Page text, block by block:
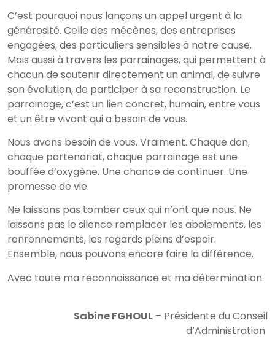
C’est pourquoi nous lançons un appel urgent à la
générosité. Celle des mécènes, des entreprises
engagées, des particuliers sensibles à notre cause.
Mais aussi à travers les parrainages, qui permettent à
chacun de soutenir directement un animal, de suivre
son évolution, de participer à sa reconstruction. Le
parrainage, c’est un lien concret, humain, entre vous
et un être vivant qui a besoin de vous.
Nous avons besoin de vous. Vraiment. Chaque don,
chaque partenariat, chaque parrainage est une
bouffée d’oxygène. Une chance de continuer. Une
promesse de vie.
Ne laissons pas tomber ceux qui n’ont que nous. Ne
laissons pas le silence remplacer les aboiements, les
ronronnements, les regards pleins d’espoir.
Ensemble, nous pouvons encore faire la différence.
Avec toute ma reconnaissance et ma détermination.
Sabine FGHOUL – Présidente du Conseil
d’Administration